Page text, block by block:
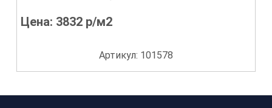
Цена: 3832 р/м2
Артикул: 101578